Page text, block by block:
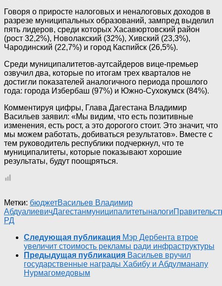
Говоря о приросте налоговых и неналоговых доходов в
разрезе муниципальных образований, зампред выделил
пять лидеров, среди которых Хасавюртовский район
(рост 32,2%), Новолакский (32%), Хивский (23,3%),
Чародинский (22,7%) и город Каспийск (26,5%).
Среди муниципалитетов-аутсайдеров вице-премьер
озвучил два, которые по итогам трех кварталов не
достигли показателей аналогичного периода прошлого
года: города Избербаш (97%) и Южно-Сухокумск (84%).
Комментируя цифры, Глава Дагестана Владимир
Васильев заявил: «Мы видим, что есть позитивные
изменения, есть рост, а это дорогого стоит. Это значит, что
мы можем работать, добиваться результатов». Вместе с
тем руководитель республики подчеркнул, что те
муниципалитеты, которые показывают хорошие
результаты, будут поощряться.
Метки: бюджетВасильев Владимир
АбдуалиевичДагестанмуниципалитетыналоги
РД
Следующая публикация Мэр Дербента втрое
увеличит стоимость рекламы ради инфраструктуры
Предыдущая публикация Васильев вручил
государственные награды Хабибу и Абдулманапу
Нурмагомедовым